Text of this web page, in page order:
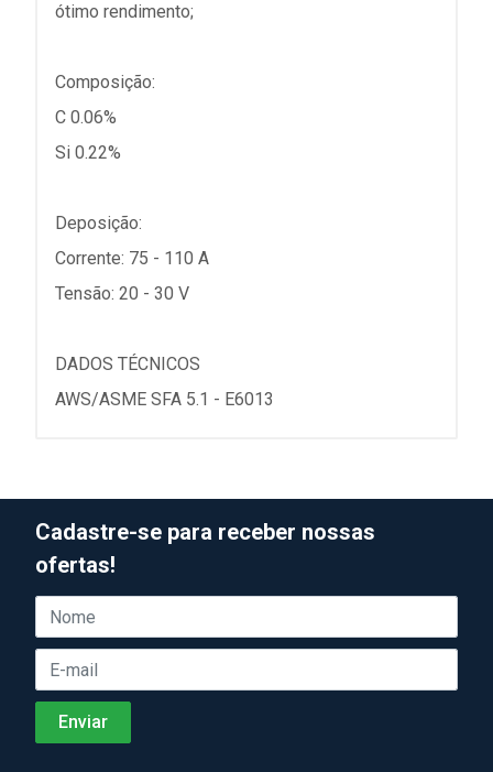
ótimo rendimento;
Composição:
C 0.06%
Si 0.22%
Deposição:
Corrente: 75 - 110 A
Tensão: 20 - 30 V
DADOS TÉCNICOS
AWS/ASME SFA 5.1 - E6013
Cadastre-se para receber nossas
ofertas!